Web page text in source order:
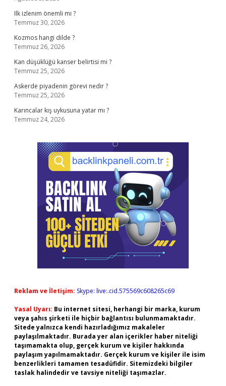
Ilk izlenim önemli mi ?
Temmuz 30, 2026
Kozmos hangi dilde ?
Temmuz 26, 2026
Kan düşüklüğü kanser belirtisi mi ?
Temmuz 25, 2026
Askerde piyadenin görevi nedir ?
Temmuz 25, 2026
Karıncalar kış uykusuna yatar mı ?
Temmuz 24, 2026
Reklam ve İletişim: Skype: live:.cid.575569c608265c69
Yasal Uyarı: Bu internet sitesi, herhangi bir marka, kurum
veya şahıs şirketi ile hiçbir bağlantısı bulunmamaktadır.
Sitede yalnızca kendi hazırladığımız makaleler
paylaşılmaktadır. Burada yer alan içerikler haber niteliği
taşımamakta olup, gerçek kurum ve kişiler hakkında
paylaşım yapılmamaktadır. Gerçek kurum ve kişiler ile isim
benzerlikleri tamamen tesadüfidir. Sitemizdeki bilgiler
taslak halindedir ve tavsiye niteliği taşımazlar.